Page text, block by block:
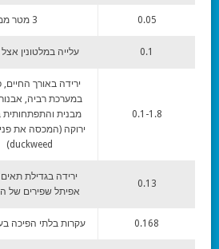
0.05 3 מטר ממחשב אלחוטי
0.1 עלייה במלטונין
0.1-1.8
ירידה באורך החיים,
במערכת רביה,
מבנית
ירוקה (המכסה את
duckweed)
0.13
ירידה בגדילת
אפיתל שפירים של
0.168 עקרות בלתי הפיכה